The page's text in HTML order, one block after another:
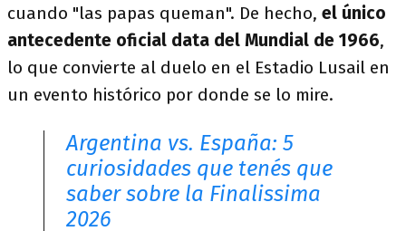
cuando "las papas queman". De hecho, el único
antecedente oficial data del Mundial de 1966,
lo que convierte al duelo en el Estadio Lusail en
un evento histórico por donde se lo mire.
Argentina vs. España: 5
curiosidades que tenés que
saber sobre la Finalissima
2026